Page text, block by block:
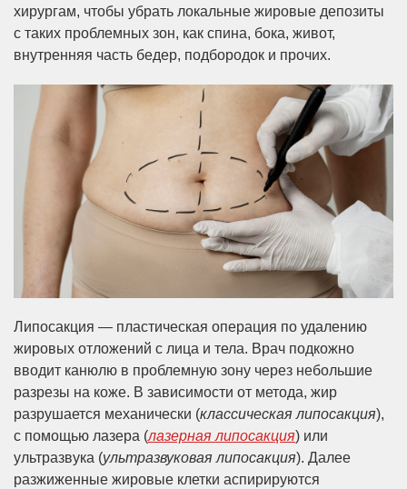
хирургам, чтобы убрать локальные жировые депозиты
с таких проблемных зон, как спина, бока, живот,
внутренняя часть бедер, подбородок и прочих.
Липосакция — пластическая операция по удалению
жировых отложений с лица и тела. Врач подкожно
вводит канюлю в проблемную зону через небольшие
разрезы на коже. В зависимости от метода, жир
разрушается механически (классическая липосакция),
с помощью лазера (лазерная липосакция) или
ультразвука (ультразвуковая липосакция). Далее
разжиженные жировые клетки аспирируются